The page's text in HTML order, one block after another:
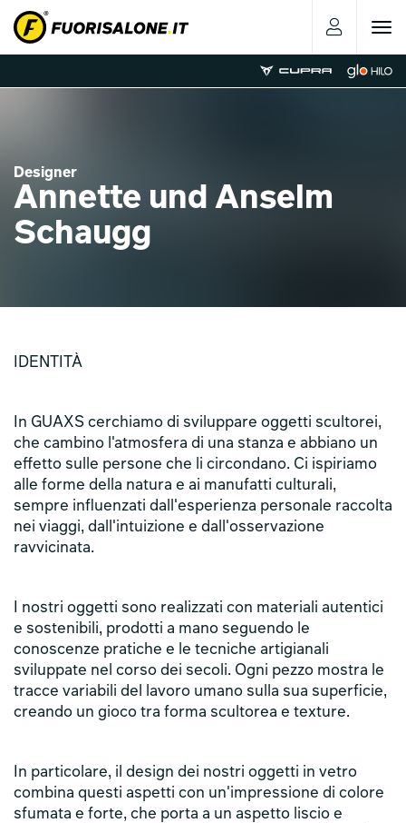
Toggle
Designer
Annette und Anselm
Schaugg
IDENTITÀ
In GUAXS cerchiamo di sviluppare oggetti scultorei,
che cambino l'atmosfera di una stanza e abbiano un
effetto sulle persone che li circondano. Ci ispiriamo
alle forme della natura e ai manufatti culturali,
sempre influenzati dall'esperienza personale raccolta
nei viaggi, dall'intuizione e dall'osservazione
ravvicinata.
I nostri oggetti sono realizzati con materiali autentici
e sostenibili, prodotti a mano seguendo le
conoscenze pratiche e le tecniche artigianali
sviluppate nel corso dei secoli. Ogni pezzo mostra le
tracce variabili del lavoro umano sulla sua superficie,
creando un gioco tra forma scultorea e texture.
In particolare, il design dei nostri oggetti in vetro
combina questi aspetti con un'impressione di colore
sfumata e forte, che porta a un aspetto liscio e